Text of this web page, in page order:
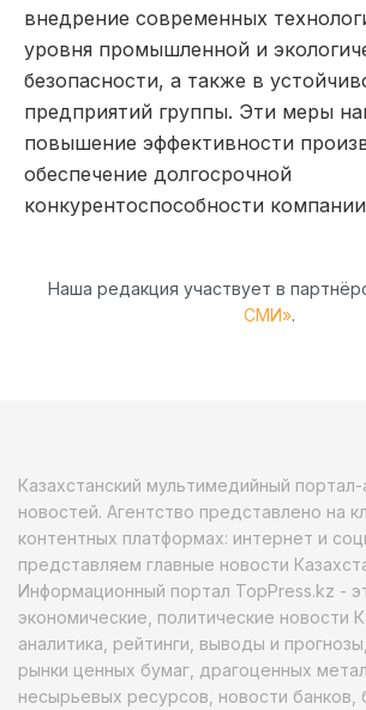
внедрение современных
уровня промышленной и
безопасности, а также в
предприятий группы. Эти меры
повышение эффективности
обеспечение долгосрочной
конкурентоспособности
Наша редакция участвует в
СМИ».
Казахстанский мультимедийный портал-
новостей. Агентство представлено на
контентных платформах: интернет и
представляем главные новости
Информационный портал TopPress.kz -
экономические, политические новости
аналитика, рейтинги, выводы и
рынки ценных бумаг, драгоценных
несырьевых ресурсов, новости банков,